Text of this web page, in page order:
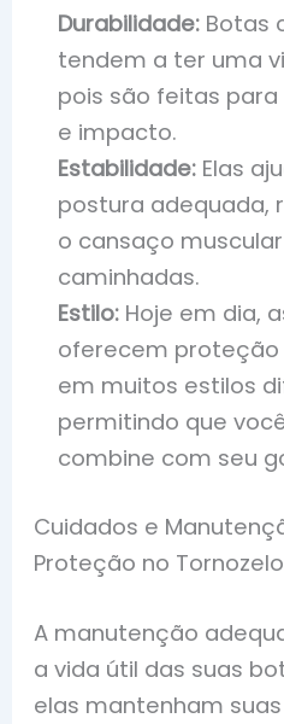
Durabilidade: Botas
tendem a ter uma
pois são feitas
e impacto.
Estabilidade: Elas
postura adequada,
o cansaço
caminhadas.
Estilo: Hoje em dia,
oferecem proteção
em muitos estilos
permitindo que
combine com seu
Cuidados e
Proteção no Tornozelo
A manutenção
a vida útil das suas
elas mantenham